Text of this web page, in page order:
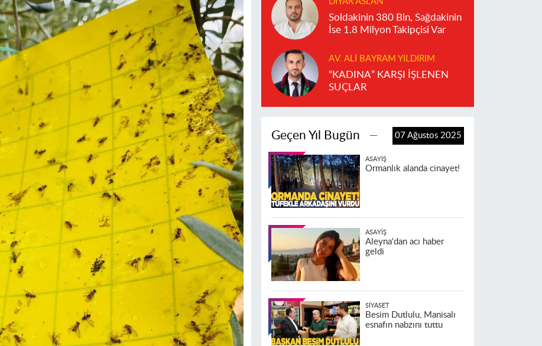
Soldakinin 380 Bin, Sağdakinin
İse 1.8 Milyon Takipçisi Var
AV. ALI BAYRAM YILDIRIM
“KADINA” KARŞI İŞLENEN
SUÇLAR
Geçen Yıl Bugün 07 Ağustos 2025
ASAYIŞ
Ormanlık alanda cinayet!
ASAYIŞ
Aleyna'dan acı haber
geldi
SIYASET
Besim Dutlulu, Manisalı
esnafın nabzını tuttu